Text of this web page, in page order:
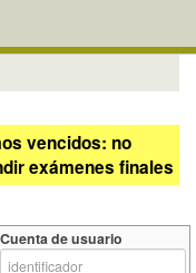
vencidos: no
exámenes finales
Cuenta de usuario